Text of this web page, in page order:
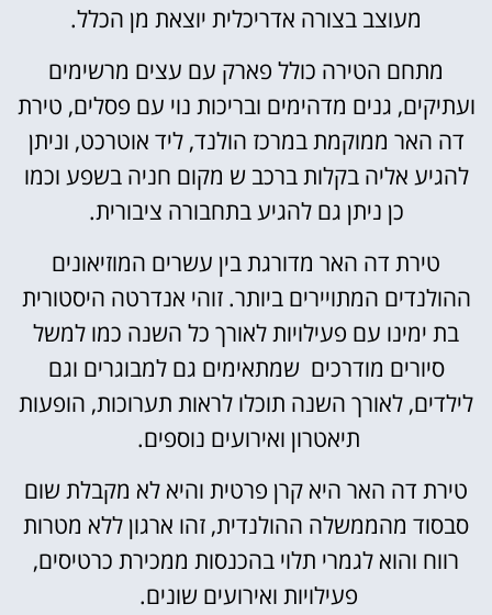
מעוצב בצורה אדריכלית יוצאת מן הכלל.
מתחם הטירה כולל פארק עם עצים מרשימים
ועתיקים, גנים מדהימים ובריכות נוי עם פסלים, טירת
דה האר ממוקמת במרכז הולנד, ליד אוטרכט, וניתן
להגיע אליה בקלות ברכב ש מקום חניה בשפע וכמו
כן ניתן גם להגיע בתחבורה ציבורית.
טירת דה האר מדורגת בין עשרים המוזיאונים
ההולנדים המתויירים ביותר. זוהי אנדרטה היסטורית
בת ימינו עם פעילויות לאורך כל השנה כמו למשל
סיורים מודרכים שמתאימים גם למבוגרים וגם
לילדים, לאורך השנה תוכלו לראות תערוכות, הופעות
תיאטרון ואירועים נוספים.
טירת דה האר היא קרן פרטית והיא לא מקבלת שום
סבסוד מהממשלה ההולנדית, זהו ארגון ללא מטרות
רווח והוא לגמרי תלוי בהכנסות ממכירת כרטיסים,
פעילויות ואירועים שונים.